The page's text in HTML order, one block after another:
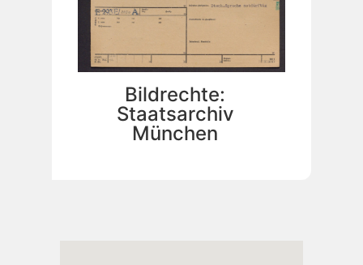
Bildrechte:
Staatsarchiv
München